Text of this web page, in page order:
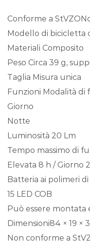
Conforme a
Modello di bicicletta
Materiali Composito
Peso Circa 39 g,
Taglia Misura unica
Funzioni Modalità di
Giorno
Notte
Luminosità 20 Lm
Tempo massimo di
Elevata 8 h / Giorno
Batteria ai polimeri
15 LED COB
Può essere montata
Dimensioni84 × 19 ×
Non conforme a